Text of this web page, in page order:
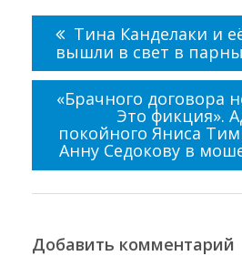
записям
Тина Канделаки и
вышли в свет в
«Брачного договора
Это фикция».
покойного Яниса
Анну Седокову в
Добавить комментарий